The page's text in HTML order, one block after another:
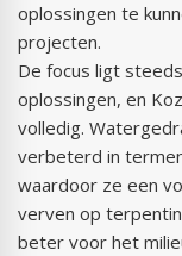
oplossingen te
projecten.
De focus ligt
oplossingen, en
volledig.
verbeterd in
waardoor ze een
verven op
beter voor het